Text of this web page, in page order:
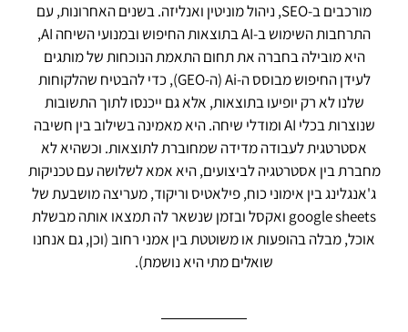
מורכבים ב-SEO, ניהול מוניטין ואנליזה. בשנים האחרונות, עם
התרחבות השימוש ב-AI בתוצאות החיפוש ובמנועי השיחה AI,
היא מובילה בחברה את תחום התאמת הנוכחות של מותגים
לעידן החיפוש מבוסס ה-Ai (ה-GEO), כדי להבטיח שהלקוחות
שלנו לא רק יופיעו בתוצאות, אלא גם ייכנסו לתוך התשובות
שנוצרות בכלי AI ומודלי שיחה. היא מאמינה בשילוב בין חשיבה
אסטרטגית לעבודה מדידה שמחוברת לתוצאות. וכשהיא לא
מחברת בין אסטרטגיה לביצועים, היא אמא לשלושה עם טכניקות
ג'אנגלינג בין אימוני כוח, פילאטיס וריקוד, מעריצה מושבעת של
google sheets ואקסל ובזמן שנשאר לה תמצאו אותה מבשלת
אוכל, מבלה בהופעות או משוטטת בין אמני רחוב (וכן, גם אנחנו
שואלים מתי היא נושמת).